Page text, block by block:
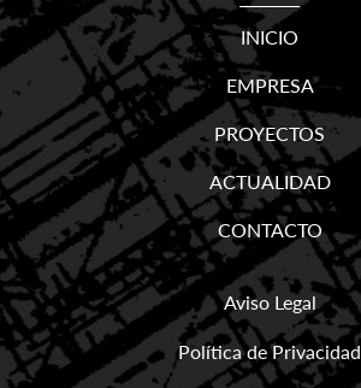
INICIO
EMPRESA
PROYECTOS
ACTUALIDAD
CONTACTO
Aviso Legal
Política de Privacidad